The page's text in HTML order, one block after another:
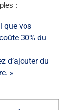
:
que vos
30% du
d’ajouter du
»